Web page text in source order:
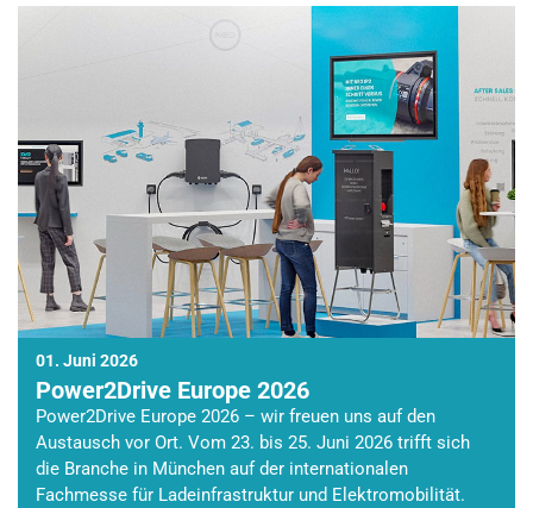
01. Juni 2026
Power2Drive Europe 2026
Power2Drive Europe 2026 – wir freuen uns auf den
Austausch vor Ort. Vom 23. bis 25. Juni 2026 trifft sich
die Branche in München auf der internationalen
Fachmesse für Ladeinfrastruktur und Elektromobilität.